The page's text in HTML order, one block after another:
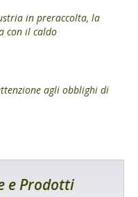
in preraccolta, la
con il caldo
agli obblighi di
e Prodotti